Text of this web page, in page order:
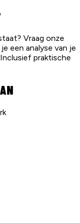
Vraag onze
een analyse van je
praktische